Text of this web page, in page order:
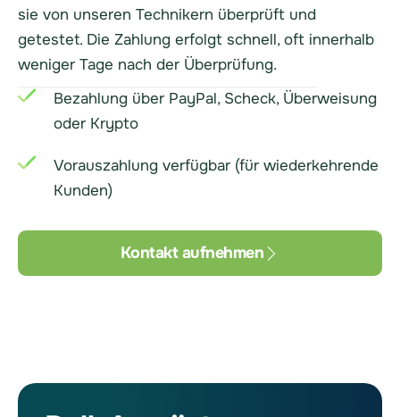
sie von unseren Technikern überprüft und
getestet. Die Zahlung erfolgt schnell, oft innerhalb
weniger Tage nach der Überprüfung.
Bezahlung über PayPal, Scheck, Überweisung
oder Krypto
Vorauszahlung verfügbar (für wiederkehrende
Kunden)
Kontakt aufnehmen